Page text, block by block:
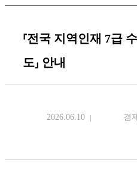
⸢전국 지역인재 7급
도⸥ 안내
2026.06.10 경